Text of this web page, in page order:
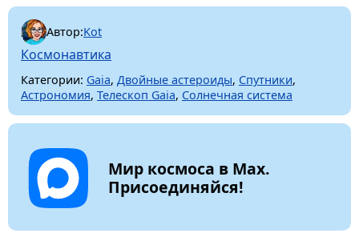
Автор:Kot
Космонавтика
Категории: Gaia, Двойные астероиды, Спутники,
Астрономия, Телескоп Gaia, Солнечная система
Мир космоса в Max.
Присоединяйся!